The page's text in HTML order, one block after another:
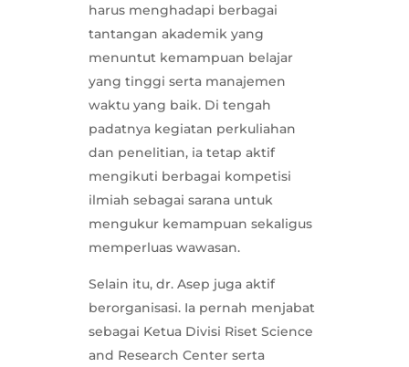
harus menghadapi berbagai
tantangan akademik yang
menuntut kemampuan belajar
yang tinggi serta manajemen
waktu yang baik. Di tengah
padatnya kegiatan perkuliahan
dan penelitian, ia tetap aktif
mengikuti berbagai kompetisi
ilmiah sebagai sarana untuk
mengukur kemampuan sekaligus
memperluas wawasan.
Selain itu, dr. Asep juga aktif
berorganisasi. Ia pernah menjabat
sebagai Ketua Divisi Riset Science
and Research Center serta